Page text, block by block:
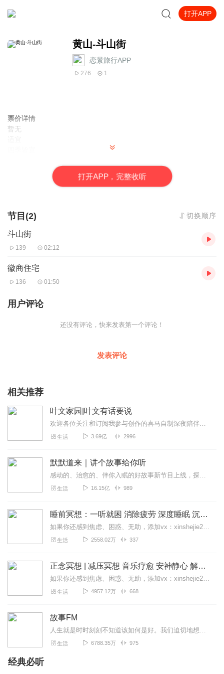
打开APP
黄山-斗山街
恋景旅行APP
276 1
票价详情
暂无
就给您说说黄山斗山街吧。 斗山街位于歙县城内，因依靠斗山得
名，为文化历史名城一级保护区。徽商故里斗山街，是一处集古民
居、古街、古雕于一体的旅游文化景点。建于明清时期的斗山街、
有典型的徽州民宅汪氏家宅，官府人家杨家大院、古私塾许家厅、
坊”等等，犹如一幅长长的历史画卷，向你娓娓讲述着古老而又凄美
的故事，青石板铺成的路面狭长，悠远，宛如戴望舒笔下的“雨巷”。
象所有的古巷一样，歙县的斗山街巷道隐藏着太多的幽暗凄迷。风
韵跟渔梁老街的平静悠闲有着明显的区别。斗山街跟中山巷、打箍
井街都是有名的古街巷。据说斗山街之名得于所依之山，因七丘相
的侵蚀，有的豪门富宅已成陋室空堂，但长街幽巷，依然深藏着古
的人，了解这段苦涩又辉煌的历史。站在古巷的尽头，突然心生落
寞。 在悠长寂寥的古巷中，独自撑伞走过，然后驻足倾听，宛如有
打开APP，完整收听
节目(2) 切换顺序
斗山街
139 02:12
徽商住宅
136 01:50
用户评论
还没有评论，快来发表第一个评论！
发表评论
相关推荐
叶文家园|叶文有话要说
欢迎各位关注和订阅我参与创作的喜马自制深夜陪伴谈话栏目《听你说·百态人声》【听你说·百态人声】每晚直播连线真实人间故事|叶文现场互动中|人间冷暖，抱团取暖每周...
生活 3.69亿 2996
默默道来｜讲个故事给你听
感动的、治愈的、伴你入眠的好故事新节目上线，探索现实世界的无尽魅力，追求对生活的真实记录《听见人间真相》（点击名称，直达专辑）网易人间故事集持续更新中，邀您关注...
生活 16.15亿 989
睡前冥想：一听就困 消除疲劳 深度睡眠 沉浸体验
如果你还感到焦虑、困惑、无助，添加vx：xinshejie2018、vx公众号：宣萱心伴，与主播宣萱开启心灵交流之旅，共建温暖的精神家园！如果你喜欢我的内容，请...
生活 2558.02万 337
正念冥想 | 减压冥想 音乐疗愈 安神静心 解郁降噪
如果你还感到焦虑、困惑、无助，添加vx：xinshejie2018、vx公众号：宣萱心伴，与主播宣萱开启心灵交流之旅，共建温暖的精神家园！如果你喜欢我的内容，请...
生活 4957.12万 668
故事FM
人生就是时时刻刻不知道该如何是好。我们迫切地想知道怎么解决问题，也同样挣扎着寻求理解和安慰。这样的你，并不孤独。重获新生的抑郁症病人；用一辈子摆脱原生家庭阴影的...
生活 6788.35万 975
经典必听